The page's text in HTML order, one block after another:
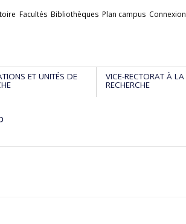
Facultés Bibliothèques Plan campus Connexion
ET UNITÉS DE VICE-RECTORAT À LA
RECHERCHE